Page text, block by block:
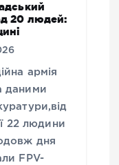
20 людей:
армія
даними
22 людини
дня
FPV-